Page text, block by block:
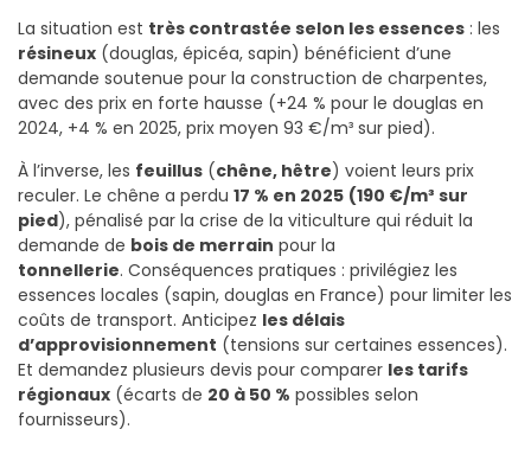
La situation est très contrastée selon les essences : les
résineux (douglas, épicéa, sapin) bénéficient d’une
demande soutenue pour la construction de charpentes,
avec des prix en forte hausse (+24 % pour le douglas en
2024, +4 % en 2025, prix moyen 93 €/m³ sur pied).
À l’inverse, les feuillus (chêne, hêtre) voient leurs prix
reculer. Le chêne a perdu 17 % en 2025 (190 €/m³ sur
pied), pénalisé par la crise de la viticulture qui réduit la
demande de bois de merrain pour la
tonnellerie. Conséquences pratiques : privilégiez les
essences locales (sapin, douglas en France) pour limiter les
coûts de transport. Anticipez les délais
d’approvisionnement (tensions sur certaines essences).
Et demandez plusieurs devis pour comparer les tarifs
régionaux (écarts de 20 à 50 % possibles selon
fournisseurs).